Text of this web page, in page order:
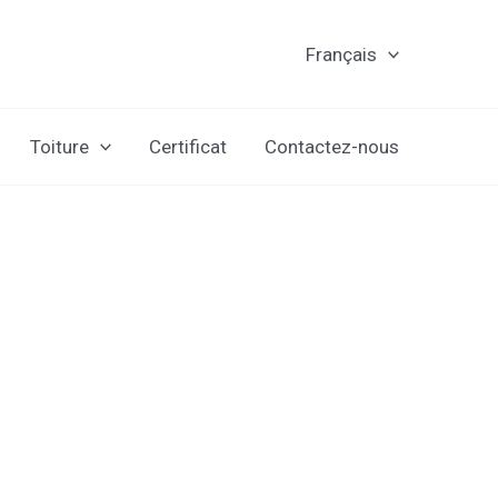
Français
Toiture Certificat Contactez-nous